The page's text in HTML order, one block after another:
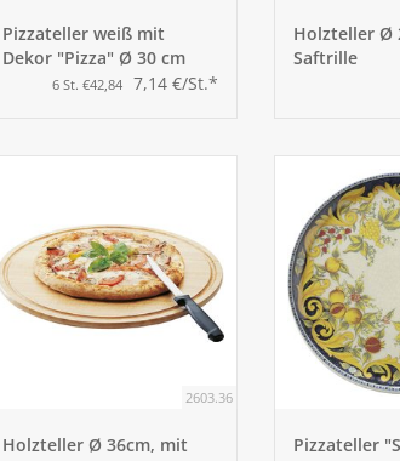
Pizzateller weiß mit
Dekor "Pizza" Ø 30 cm
6 St. €42,84 7,14 €/St.*
Holzteller Ø
Saftrille
2603.36
Holzteller Ø 36cm, mit
Pizzateller